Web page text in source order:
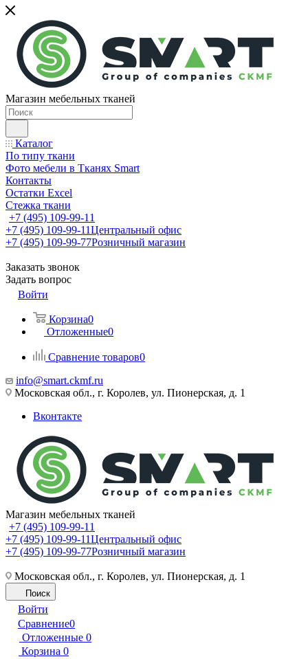
Магазин мебельных тканей
Каталог
По типу ткани
Фото мебели в Тканях Smart
Контакты
Остатки Excel
Стежка ткани
+7 (495) 109-99-11
+7 (495) 109-99-11Центральный офис
+7 (495) 109-99-77Розничный магазин
Заказать звонок
Задать вопрос
Войти
Корзина0
Отложенные0
Сравнение товаров0
info@smart.ckmf.ru
Московская обл., г. Королев, ул. Пионерская, д. 1
Вконтакте
Магазин мебельных тканей
+7 (495) 109-99-11
+7 (495) 109-99-11Центральный офис
+7 (495) 109-99-77Розничный магазин
Московская обл., г. Королев, ул. Пионерская, д. 1
Поиск
Войти
Сравнение0
Отложенные 0
Корзина 0